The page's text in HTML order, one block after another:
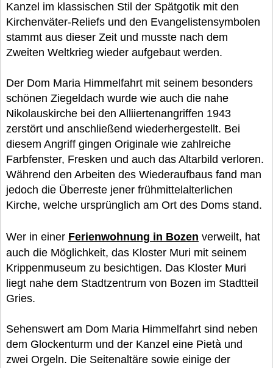
Kanzel im klassischen Stil der Spätgotik mit den
Kirchenväter-Reliefs und den Evangelistensymbolen
stammt aus dieser Zeit und musste nach dem
Zweiten Weltkrieg wieder aufgebaut werden.
Der Dom Maria Himmelfahrt mit seinem besonders
schönen Ziegeldach wurde wie auch die nahe
Nikolauskirche bei den Alliiertenangriffen 1943
zerstört und anschließend wiederhergestellt. Bei
diesem Angriff gingen Originale wie zahlreiche
Farbfenster, Fresken und auch das Altarbild verloren.
Während den Arbeiten des Wiederaufbaus fand man
jedoch die Überreste jener frühmittelalterlichen
Kirche, welche ursprünglich am Ort des Doms stand.
Wer in einer Ferienwohnung in Bozen verweilt, hat
auch die Möglichkeit, das Kloster Muri mit seinem
Krippenmuseum zu besichtigen. Das Kloster Muri
liegt nahe dem Stadtzentrum von Bozen im Stadtteil
Gries.
Sehenswert am Dom Maria Himmelfahrt sind neben
dem Glockenturm und der Kanzel eine Pietà und
zwei Orgeln. Die Seitenaltäre sowie einige der